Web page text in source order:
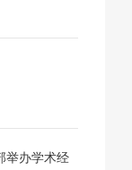
举办学术经